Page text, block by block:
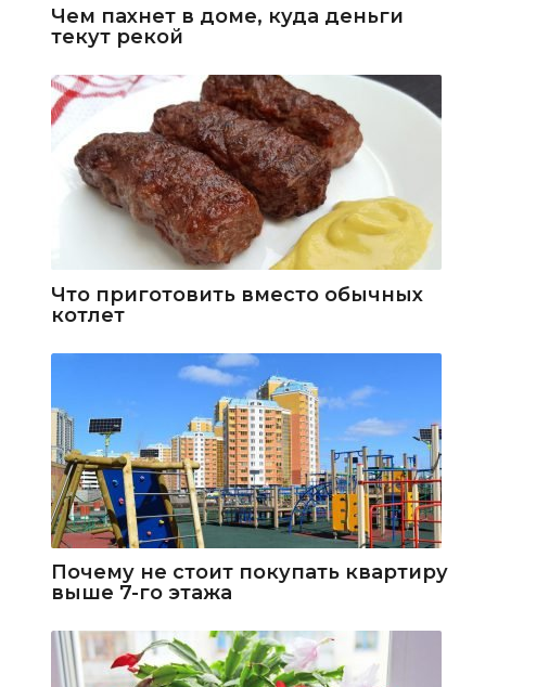
Чем пахнет в доме, куда деньги
текут рекой
Что приготовить вместо обычных
котлет
Почему не стоит покупать квартиру
выше 7-го этажа